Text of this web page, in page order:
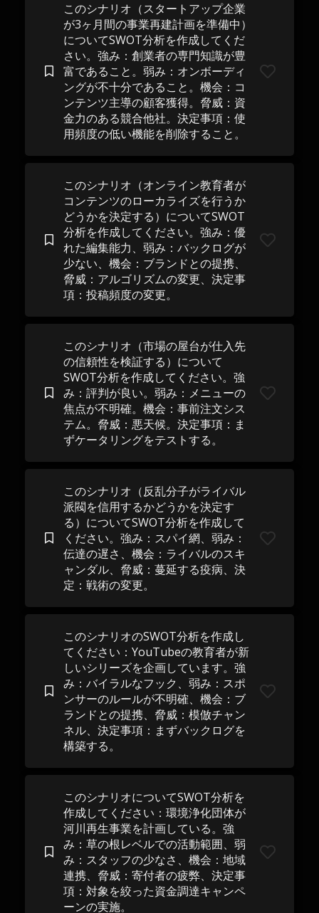
このシナリオ（スタートアップ企業
が3ヶ月間の事業再建計画を準備中）
についてSWOT分析を作成してくだ
さい。強み：創業者の専門知識が豊
富であること。弱み：オンボーディ
ングが不十分であること。機会：コ
ンテンツ主導の顧客獲得。脅威：資
金力のある競合他社。決定事項：使
用頻度の低い機能を削除すること。
このシナリオ（オンライン教育者が
コンテンツのローカライズを行うか
どうかを決定する）についてSWOT
分析を作成してください。強み：優
れた編集能力、弱み：バックログが
少ない、機会：ブランドとの提携、
脅威：アルゴリズムの変更、決定事
項：投稿頻度の変更。
このシナリオ（市場の屋台が仕入先
の信頼性を検証する）について
SWOT分析を作成してください。強
み：評判が良い。弱み：メニューの
焦点が不明確。機会：事前注文シス
テム。脅威：悪天候。決定事項：ま
ずケータリングをテストする。
このシナリオ（反乱分子がライバル
派閥を信用するかどうかを決定す
る）についてSWOT分析を作成して
ください。強み：スパイ網、弱み：
伝達の遅さ、機会：ライバルのスキ
ャンダル、脅威：蔓延する疫病、決
定：戦術の変更。
このシナリオのSWOT分析を作成し
てください：YouTubeの教育者が新
しいシリーズを企画しています。強
み：バイラルなフック、弱み：スポ
ンサーのルールが不明確、機会：ブ
ランドとの提携、脅威：模倣チャン
ネル、決定事項：まずバックログを
構築する。
このシナリオについてSWOT分析を
作成してください：環境浄化団体が
河川再生事業を計画している。強
み：草の根レベルでの活動範囲、弱
み：スタッフの少なさ、機会：地域
連携、脅威：寄付者の疲弊、決定事
項：対象を絞った資金調達キャンペ
ーンの実施。